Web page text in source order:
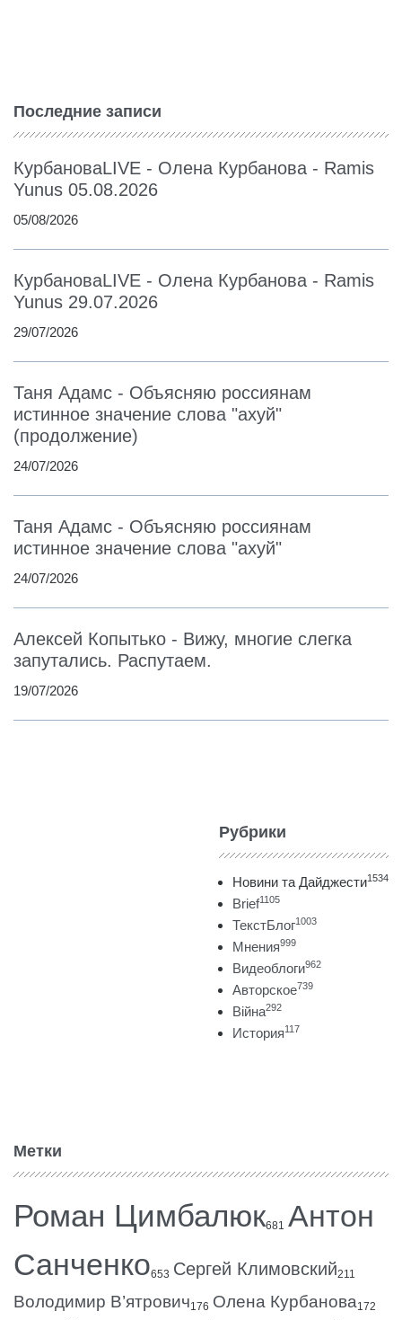
Последние записи
КурбановаLIVE - Олена Курбанова - Ramis
Yunus 05.08.2026
05/08/2026
КурбановаLIVE - Олена Курбанова - Ramis
Yunus 29.07.2026
29/07/2026
Таня Адамс - Объясняю россиянам
истинное значение слова "ахуй"
(продолжение)
24/07/2026
Таня Адамс - Объясняю россиянам
истинное значение слова "ахуй"
24/07/2026
Алексей Копытько - Вижу, многие слегка
запутались. Распутаем.
19/07/2026
Рубрики
Новини та Дайджести1534
Brief1105
ТекстБлог1003
Мнения999
Видеоблоги962
Авторское739
Війна292
История117
Метки
Роман Цимбалюк681 Антон
Санченко653 Сергей Климовский211
Володимир В’ятрович176 Олена Курбанова172